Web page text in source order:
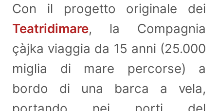
Con il progetto originale dei
Teatridimare, la Compagnia
çàjka viaggia da 15 anni (25.000
miglia di mare percorse) a
bordo di una barca a vela,